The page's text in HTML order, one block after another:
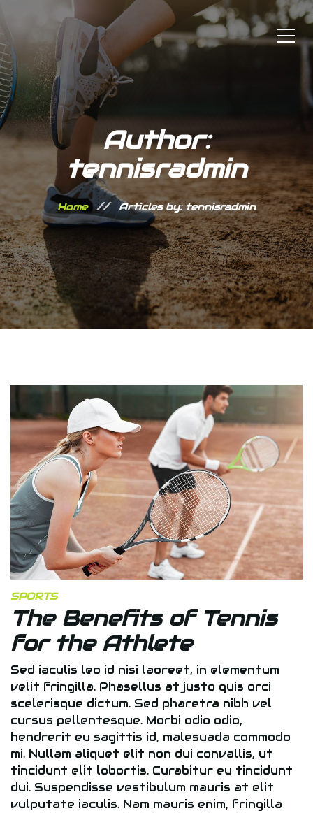
Author:
tennisradmin
Home Articles by: tennisradmin
SPORTS
The Benefits of Tennis
for the Athlete
Sed iaculis leo id nisi laoreet, in elementum
velit fringilla. Phasellus at justo quis orci
scelerisque dictum. Sed pharetra nibh vel
cursus pellentesque. Morbi odio odio,
hendrerit eu sagittis id, malesuada commodo
mi. Nullam aliquet elit non dui convallis, ut
tincidunt elit lobortis. Curabitur eu tincidunt
dui. Suspendisse vestibulum mauris at elit
vulputate iaculis. Nam mauris enim, fringilla